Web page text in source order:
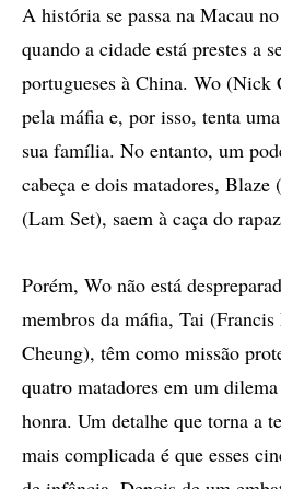
A história se passa na Macau
quando a cidade está prestes a
portugueses à China. Wo (Nick
pela máfia e, por isso, tenta
sua família. No entanto, um
cabeça e dois matadores,
(Lam Set), saem à caça do
Porém, Wo não está
membros da máfia, Tai
Cheung), têm como missão
quatro matadores em um
honra. Um detalhe que torna a
mais complicada é que esses